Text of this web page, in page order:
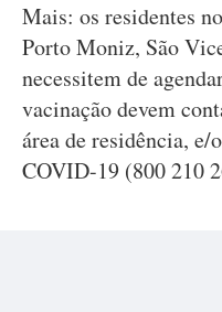
Mais: os residentes
Porto Moniz, São
necessitem de
vacinação devem
área de residência,
COVID-19 (800 210